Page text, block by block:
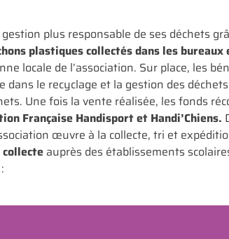
plus responsable de ses déchets
plastiques collectés dans les
locale de l’association. Sur place, les
dans le recyclage et la gestion des
Une fois la vente réalisée, les fonds
Française Handisport et Handi’Chiens.
œuvre à la collecte, tri et
auprès des établissements